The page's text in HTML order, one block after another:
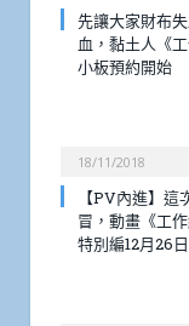
先讓大家財布
血，黏土人《
小板預約開始
18/11/2018
【PV內進】這
冒，動畫《工
特別編12月26